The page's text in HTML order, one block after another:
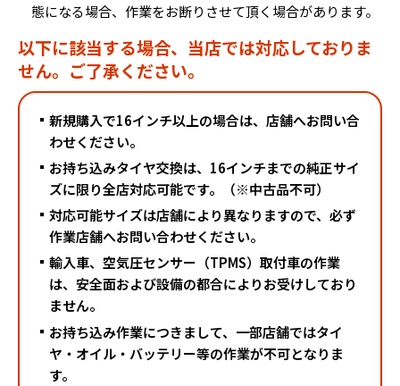
態になる場合、作業をお断りさせて頂く場合があります。
以下に該当する場合、当店では対応しておりま
せん。ご了承ください。
新規購入で16インチ以上の場合は、店舗へお問い合
わせください。
お持ち込みタイヤ交換は、16インチまでの純正サイ
ズに限り全店対応可能です。（※中古品不可）
対応可能サイズは店舗により異なりますので、必ず
作業店舗へお問い合わせください。
輸入車、空気圧センサー（TPMS）取付車の作業
は、安全面および設備の都合によりお受けしており
ません。
お持ち込み作業につきまして、一部店舗ではタイ
ヤ・オイル・バッテリー等の作業が不可となりま
す。